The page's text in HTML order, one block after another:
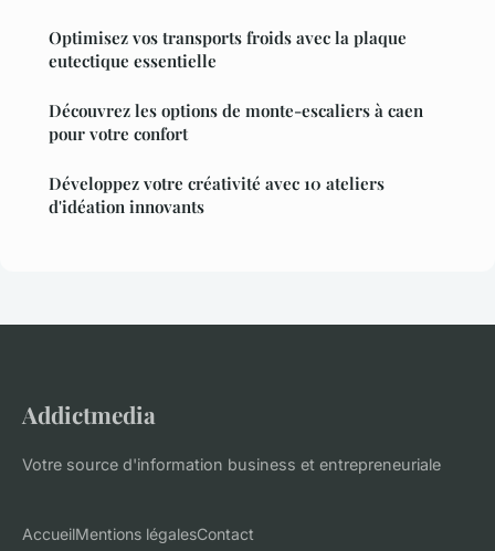
Optimisez vos transports froids avec la plaque
eutectique essentielle
Découvrez les options de monte-escaliers à caen
pour votre confort
Développez votre créativité avec 10 ateliers
d'idéation innovants
Addictmedia
Votre source d'information business et entrepreneuriale
AccueilMentions légalesContact